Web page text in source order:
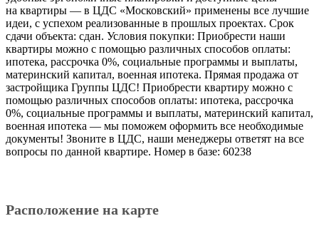
на квартиры — в ЦДС «Московский» применены все лучшие
идеи, с успехом реализованные в прошлых проектах. Срок
сдачи объекта: сдан. Условия покупки: Приобрести наши
квартиры можно с помощью различных способов оплаты:
ипотека, рассрочка 0%, социальные программы и выплаты,
материнский капитал, военная ипотека. Прямая продажа от
застройщика Группы ЦДС! Приобрести квартиру можно с
помощью различных способов оплаты: ипотека, рассрочка
0%, социальные программы и выплаты, материнский капитал,
военная ипотека — мы поможем оформить все необходимые
документы! Звоните в ЦДС, наши менеджеры ответят на все
вопросы по данной квартире. Номер в базе: 60238
Расположение на карте